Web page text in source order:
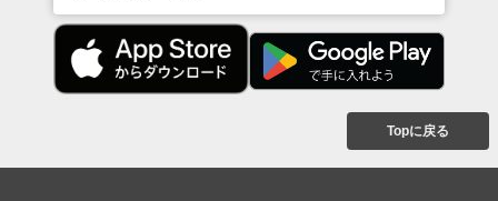
Topに戻る